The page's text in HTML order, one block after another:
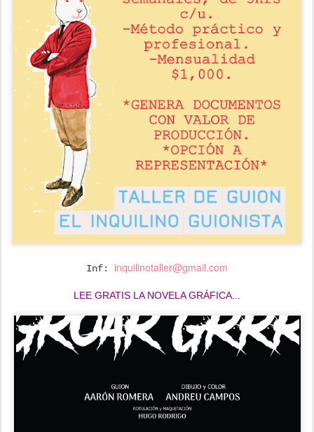
Inf: inquilinotaller@gmail.com
LEE GRATIS LA NOVELA GRÁFICA...